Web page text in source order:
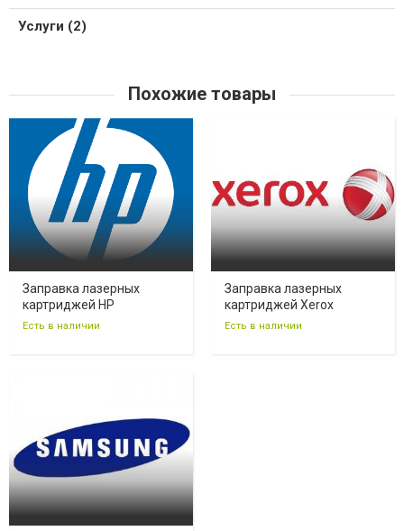
Услуги (2)
Похожие товары
Заправка лазерных
картриджей HP
Есть в наличии
Заправка лазерных
картриджей Xerox
Есть в наличии